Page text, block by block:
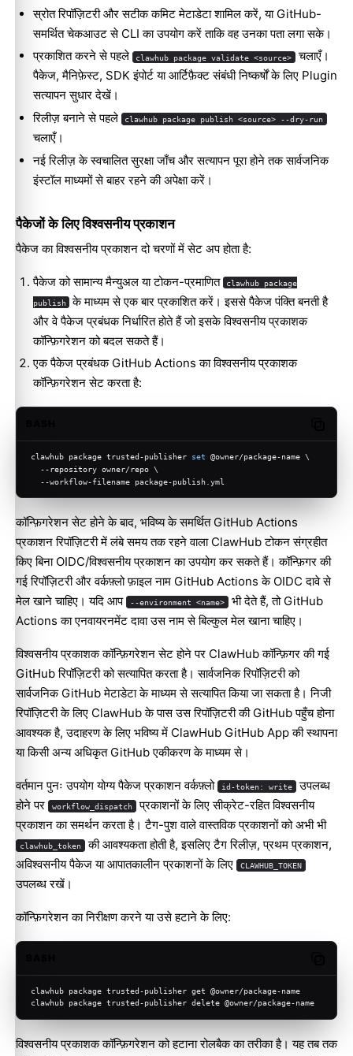
स्रोत रिपॉज़िटरी और सटीक कमिट मेटाडेटा शामिल करें, या GitHub-
समर्थित चेकआउट से CLI का उपयोग करें ताकि वह उनका पता लगा सके।
प्रकाशित करने से पहले
clawhub package validate <source>
चलाएँ।
पैकेज, मैनिफ़ेस्ट, SDK इंपोर्ट या आर्टिफ़ैक्ट संबंधी निष्कर्षों के लिए Plugin
सत्यापन सुधारदेखें।
रिलीज़ बनाने से पहले
clawhub package publish <source> --dry-run
चलाएँ।
नई रिलीज़ के स्वचालित सुरक्षा जाँच और सत्यापन पूरा होने तक सार्वजनिक
इंस्टॉल माध्यमों से बाहर रहने की अपेक्षा करें।
पैकेजों के लिए विश्वसनीय प्रकाशन
पैकेज का विश्वसनीय प्रकाशन दो चरणों में सेट अप होता है:
पैकेज को सामान्य मैन्युअल या टोकन-प्रमाणित clawhub package
publish
के माध्यम से एक बार प्रकाशित करें। इससे पैकेज पंक्ति बनती है
और वे पैकेज प्रबंधक निर्धारित होते हैं जो इसके विश्वसनीय प्रकाशक
कॉन्फ़िगरेशन को बदल सकते हैं।
एक पैकेज प्रबंधक GitHub Actions का विश्वसनीय प्रकाशक
कॉन्फ़िगरेशन सेट करता है:
clawhub package trusted-publisher set @owner/package-name \
  --repository owner/repo \
  --workflow-filename package-publish.yml
कॉन्फ़िगरेशन सेट होने के बाद, भविष्य के समर्थित GitHub Actions
प्रकाशन रिपॉज़िटरी में लंबे समय तक रहने वाला ClawHub टोकन संग्रहीत
किए बिना OIDC/विश्वसनीय प्रकाशन का उपयोग कर सकते हैं। कॉन्फ़िगर की
गई रिपॉज़िटरी और वर्कफ़्लो फ़ाइल नाम GitHub Actions के OIDC दावे से
मेल खाने चाहिए। यदि आप
--environment <name> भी देते हैं, तो GitHub
Actions का एनवायरनमेंट दावा उस नाम से बिल्कुल मेल खाना चाहिए।
विश्वसनीय प्रकाशक कॉन्फ़िगरेशन सेट होने पर ClawHub कॉन्फ़िगर की गई
GitHub रिपॉज़िटरी को सत्यापित करता है। सार्वजनिक रिपॉज़िटरी को
सार्वजनिक GitHub मेटाडेटा के माध्यम से सत्यापित किया जा सकता है। निजी
रिपॉज़िटरी के लिए ClawHub के पास उस रिपॉज़िटरी की GitHub पहुँच होना
आवश्यक है, उदाहरण के लिए भविष्य में ClawHub GitHub App की स्थापना
या किसी अन्य अधिकृत GitHub एकीकरण के माध्यम से।
वर्तमान पुनः उपयोग योग्य पैकेज प्रकाशन वर्कफ़्लो id-token: write उपलब्ध
होने पर
workflow_dispatch प्रकाशनों के लिए सीक्रेट-रहित विश्वसनीय
प्रकाशन का समर्थन करता है। टैग-पुश वाले वास्तविक प्रकाशनों को अभी भी
clawhub_token की आवश्यकता होती है, इसलिए टैग रिलीज़, प्रथम प्रकाशन,
अविश्वसनीय पैकेज या आपातकालीन प्रकाशनों के लिए
CLAWHUB_TOKEN
उपलब्ध रखें।
कॉन्फ़िगरेशन का निरीक्षण करने या उसे हटाने के लिए:
clawhub package trusted-publisher get @owner/package-name
clawhub package trusted-publisher delete @owner/package-name
विश्वसनीय प्रकाशक कॉन्फ़िगरेशन को हटाना रोलबैक का तरीका है। यह तब तक